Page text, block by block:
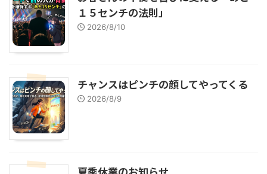
１５センチの法則」
2026/8/10
チャンスはピンチの顔してやってくる
2026/8/9